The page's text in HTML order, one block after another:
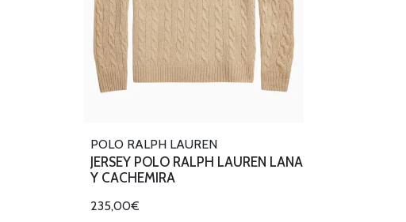
POLO RALPH LAUREN
JERSEY POLO RALPH LAUREN LANA
Y CACHEMIRA
235,00€